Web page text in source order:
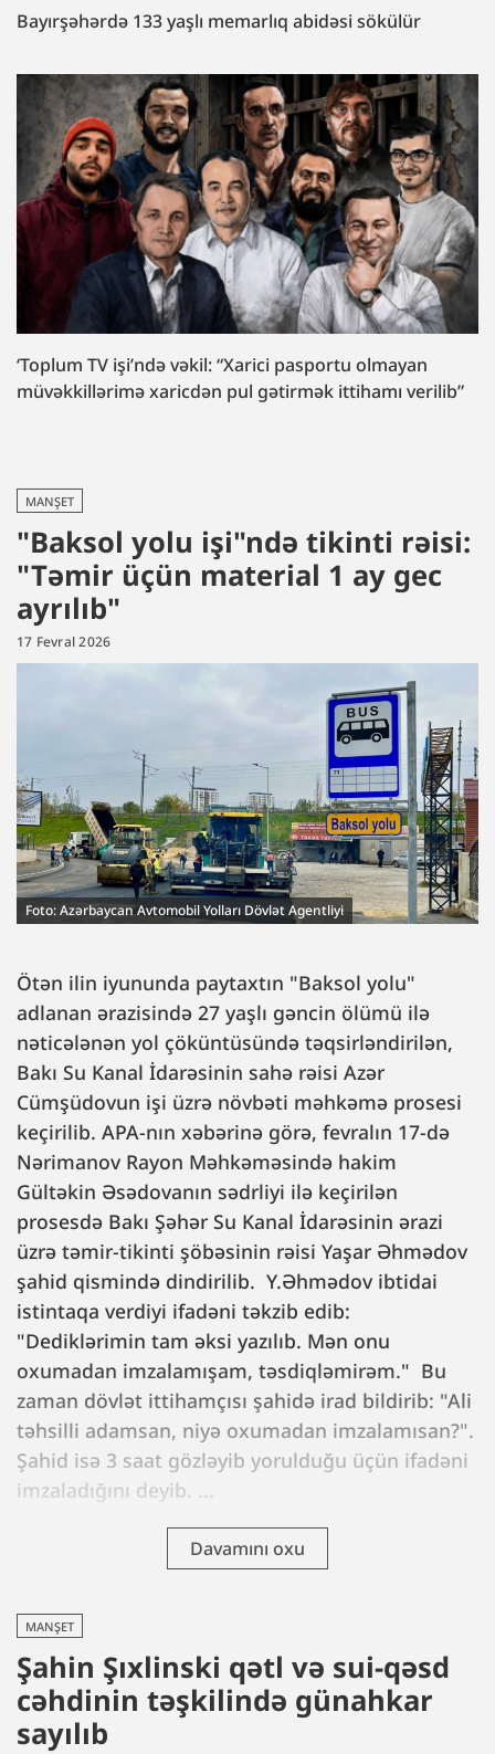
Bayırşəhərdə 133 yaşlı memarlıq abidəsi sökülür
‘Toplum TV işi’ndə vəkil: “Xarici pasportu olmayan
müvəkkillərimə xaricdən pul gətirmək ittihamı verilib”
MANŞET
"Baksol yolu işi"ndə tikinti rəisi:
"Təmir üçün material 1 ay gec
ayrılıb"
17 Fevral 2026
Foto: Azərbaycan Avtomobil Yolları Dövlət Agentliyi
Ötən ilin iyununda paytaxtın "Baksol yolu"
adlanan ərazisində 27 yaşlı gəncin ölümü ilə
nəticələnən yol çöküntüsündə təqsirləndirilən,
Bakı Su Kanal İdarəsinin sahə rəisi Azər
Cümşüdovun işi üzrə növbəti məhkəmə prosesi
keçirilib. APA-nın xəbərinə görə, fevralın 17-də
Nərimanov Rayon Məhkəməsində hakim
Gültəkin Əsədovanın sədrliyi ilə keçirilən
prosesdə Bakı Şəhər Su Kanal İdarəsinin ərazi
üzrə təmir-tikinti şöbəsinin rəisi Yaşar Əhmədov
şahid qismində dindirilib. Y.Əhmədov ibtidai
istintaqa verdiyi ifadəni təkzib edib:
"Dediklərimin tam əksi yazılıb. Mən onu
oxumadan imzalamışam, təsdiqləmirəm." Bu
zaman dövlət ittihamçısı şahidə irad bildirib: "Ali
təhsilli adamsan, niyə oxumadan imzalamısan?".
Şahid isə 3 saat gözləyib yorulduğu üçün ifadəni
imzaladığını deyib. ...
Davamını oxu
MANŞET
Şahin Şıxlinski qətl və sui-qəsd
cəhdinin təşkilində günahkar
sayılıb